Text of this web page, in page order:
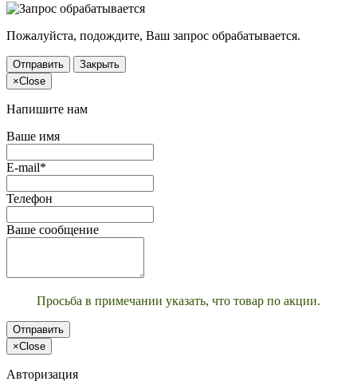
Пожалуйста, подождите, Ваш запрос обрабатывается.
Отправить
Закрыть
×Close
Напишите нам
Ваше имя
E-mail*
Телефон
Ваше сообщение
Просьба в примечании указать, что товар по акции.
Отправить
×Close
Авторизация